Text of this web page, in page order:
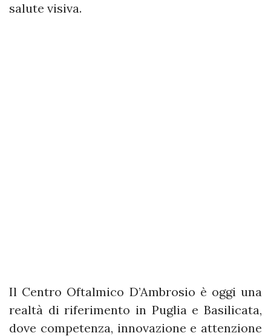
salute visiva.
Il Centro Oftalmico D’Ambrosio è oggi una
realtà di riferimento in Puglia e Basilicata,
dove competenza, innovazione e attenzione